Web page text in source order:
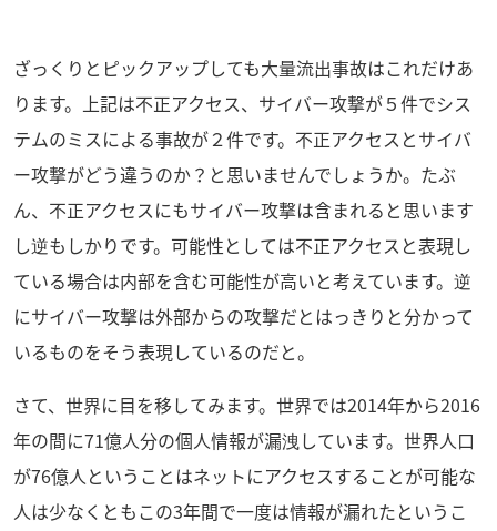
ざっくりとピックアップしても大量流出事故はこれだけあ
ります。上記は不正アクセス、サイバー攻撃が５件でシス
テムのミスによる事故が２件です。不正アクセスとサイバ
ー攻撃がどう違うのか？と思いませんでしょうか。たぶ
ん、不正アクセスにもサイバー攻撃は含まれると思います
し逆もしかりです。可能性としては不正アクセスと表現し
ている場合は内部を含む可能性が高いと考えています。逆
にサイバー攻撃は外部からの攻撃だとはっきりと分かって
いるものをそう表現しているのだと。
さて、世界に目を移してみます。世界では2014年から2016
年の間に71億人分の個人情報が漏洩しています。世界人口
が76億人ということはネットにアクセスすることが可能な
人は少なくともこの3年間で一度は情報が漏れたというこ